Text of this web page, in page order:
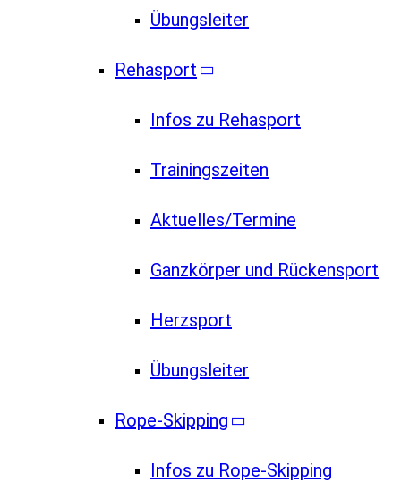
Übungsleiter
Rehasport
Infos zu Rehasport
Trainingszeiten
Aktuelles/Termine
Ganzkörper und Rückensport
Herzsport
Übungsleiter
Rope-Skipping
Infos zu Rope-Skipping